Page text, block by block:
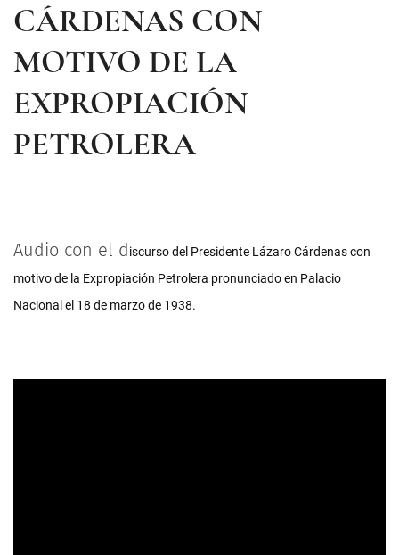
CÁRDENAS CON
MOTIVO DE LA
EXPROPIACIÓN
PETROLERA
Audio con el discurso del Presidente Lázaro Cárdenas con
motivo de la Expropiación Petrolera pronunciado en Palacio
Nacional el 18 de marzo de 1938.